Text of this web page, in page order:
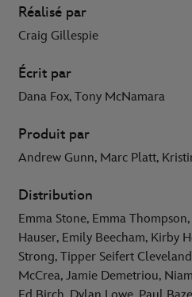
Réalisé par
Craig Gillespie
Écrit par
Dana Fox, Tony McNamara
Produit par
Andrew Gunn, Marc Platt,
Distribution
Emma Stone, Emma
Hauser, Emily Beecham, Kirby
Strong, Tipper Seifert
McCrea, Jamie Demetriou,